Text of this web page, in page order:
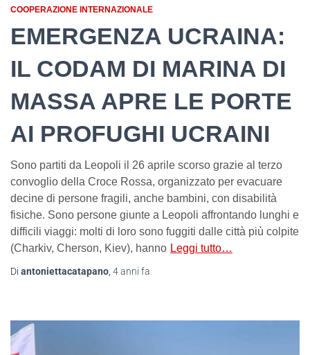
COOPERAZIONE INTERNAZIONALE
EMERGENZA UCRAINA:
IL CODAM DI MARINA DI
MASSA APRE LE PORTE
AI PROFUGHI UCRAINI
Sono partiti da Leopoli il 26 aprile scorso grazie al terzo
convoglio della Croce Rossa, organizzato per evacuare
decine di persone fragili, anche bambini, con disabilità
fisiche. Sono persone giunte a Leopoli affrontando lunghi e
difficili viaggi: molti di loro sono fuggiti dalle città più colpite
(Charkiv, Cherson, Kiev), hanno Leggi tutto…
Di antoniettacatapano, 4 anni fa